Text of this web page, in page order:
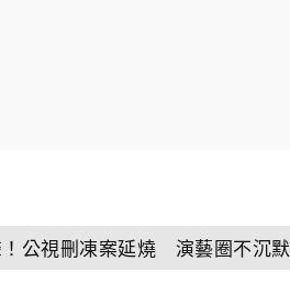
公視刪凍案延燒 演藝圈不沉默